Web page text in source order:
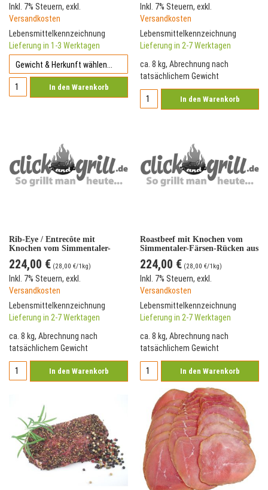
Inkl. 7% Steuern, exkl.
Versandkosten
Lebensmittelkennzeichnung
Lieferung in 1-3 Werktagen
In den Warenkorb
Inkl. 7% Steuern, exkl.
Versandkosten
Lebensmittelkennzeichnung
Lieferung in 2-7 Werktagen
ca. 8 kg, Abrechnung nach
tatsächlichem Gewicht
In den Warenkorb
Rib-Eye / Entrecôte mit
Knochen vom Simmentaler-
Färsen-Rücken aus Franken
*Prime Selektion &
Versandkostenfrei*
224,00 € (28,00 €/1kg)
Inkl. 7% Steuern, exkl.
Versandkosten
Lebensmittelkennzeichnung
Lieferung in 2-7 Werktagen
ca. 8 kg, Abrechnung nach
tatsächlichem Gewicht
In den Warenkorb
Roastbeef mit Knochen vom
Simmentaler-Färsen-Rücken aus
Franken *Prime Selektion &
Versandkostenfrei*
224,00 € (28,00 €/1kg)
Inkl. 7% Steuern, exkl.
Versandkosten
Lebensmittelkennzeichnung
Lieferung in 2-7 Werktagen
ca. 8 kg, Abrechnung nach
tatsächlichem Gewicht
In den Warenkorb